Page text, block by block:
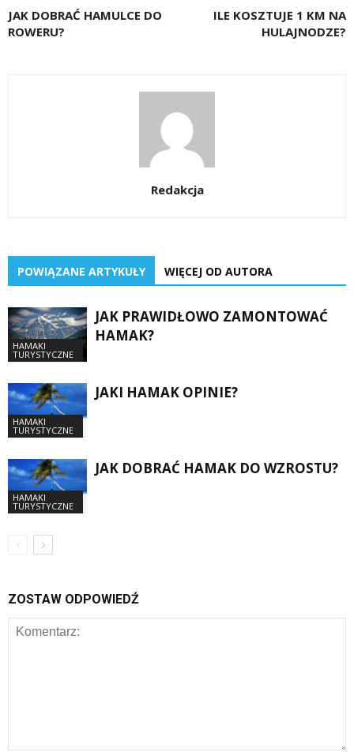
JAK DOBRAĆ HAMULCE DO
ROWERU?
ILE KOSZTUJE 1 KM NA
HULAJNODZE?
Redakcja
POWIĄZANE ARTYKUŁY WIĘCEJ OD AUTORA
HAMAKI
TURYSTYCZNE
JAK PRAWIDŁOWO ZAMONTOWAĆ
HAMAK?
HAMAKI
TURYSTYCZNE
JAKI HAMAK OPINIE?
HAMAKI
TURYSTYCZNE
JAK DOBRAĆ HAMAK DO WZROSTU?
ZOSTAW ODPOWIEDŹ